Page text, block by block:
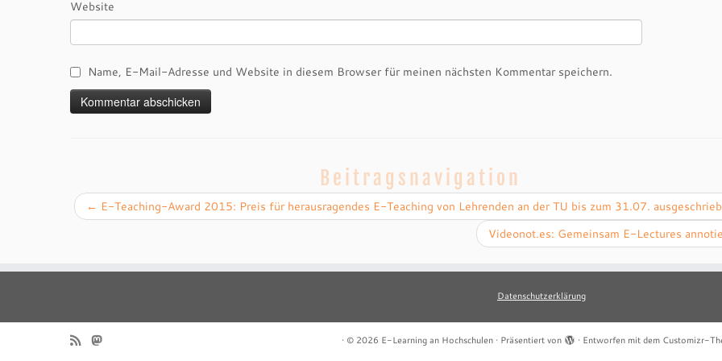
Website
Name, E-Mail-Adresse und Website in diesem Browser für meinen nächsten Kommentar speichern.
Beitragsnavigation
← E-Teaching-Award 2015: Preis für herausragendes E-Teaching von Lehrenden an der TU bis zum 31.07.
Videonot.es: Gemeinsam E-Lectures
Datenschutzerklärung
· © 2026 E-Learning an Hochschulen· Präsentiert von · Entworfen mit dem Customizr-